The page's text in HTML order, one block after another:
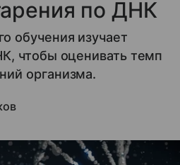
по ДНК
обучения изучает
чтобы оценивать темп
организма.